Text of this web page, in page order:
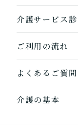
介護サービス
ご利用の流れ
よくあるご質問
介護の基本